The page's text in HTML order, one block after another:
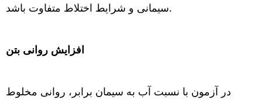
سیمانی و شرایط اختلاط متفاوت باشد.
افزایش روانی بتن
در آزمون با نسبت آب به سیمان برابر، روانی مخلوط